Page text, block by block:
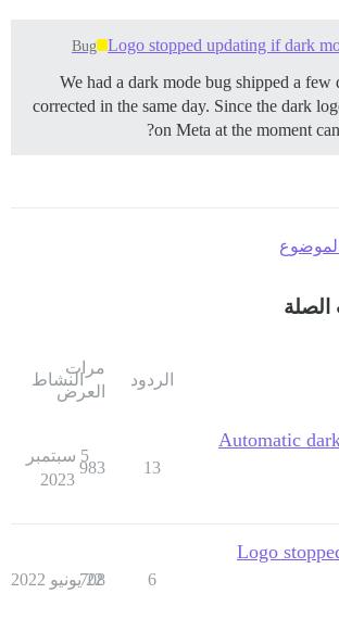
Logo stopped updating if dark
Bug
We had a dark mode bug shipped a few
corrected in the same day. Since the dark
on Meta at the moment
الردود
مرات
العرض
النشاط
Automatic
13
983
5 سبتمبر
2023
Logo
6
708
22 يونيو 2022